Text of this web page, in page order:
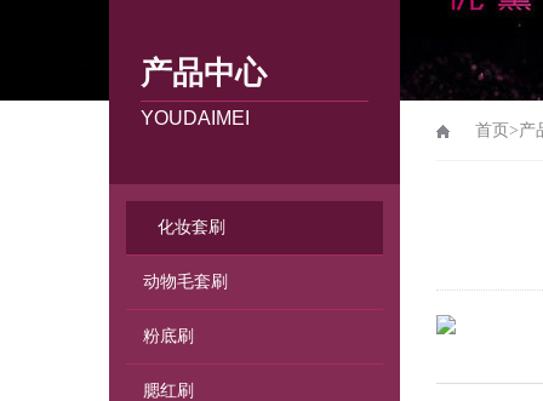
产品中心
YOUDAIMEI
化妆套刷
动物毛套刷
粉底刷
腮红刷
首页 >产